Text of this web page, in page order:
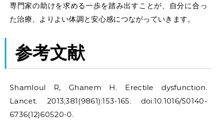
専門家の助けを求める一歩を踏み出すことが、自分に合っ
た治療、よりよい体調と安心感につながっていきます。
参考文献
Shamloul R, Ghanem H. Erectile dysfunction.
Lancet. 2013;381(9861):153-165. doi:10.1016/S0140-
6736(12)60520-0.